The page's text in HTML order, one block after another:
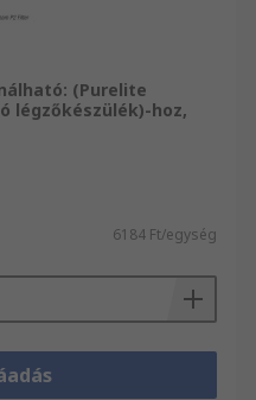
(Purelite
légzőkészülék)-hoz,
6184 Ft/egység